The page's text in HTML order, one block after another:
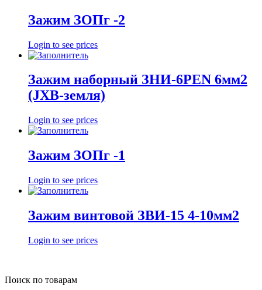
Зажим ЗОПг -2
Login to see prices
Зажим наборный ЗНИ-6PEN 6мм2
(JXB-земля)
Login to see prices
Зажим ЗОПг -1
Login to see prices
Зажим винтовой ЗВИ-15 4-10мм2
Login to see prices
Поиск по товарам